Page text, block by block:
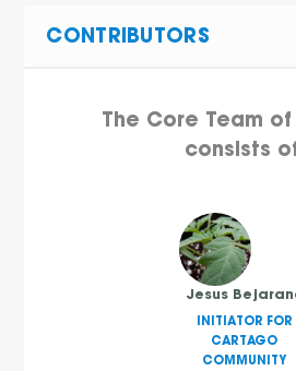
CONTRIBUTORS
The Core Team
consists
Jesus
INITIATOR FOR
CARTAGO
COMMUNITY